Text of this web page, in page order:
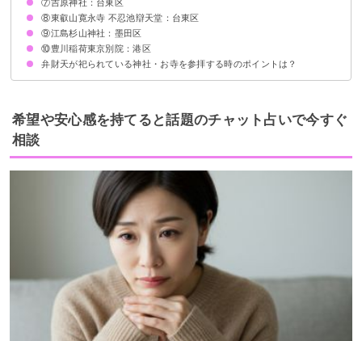
歴史
ご利益
⑦吉原神社：台東区
歴史
ご利益
⑧東叡山寛永寺 不忍池辯天堂：台東区
歴史
ご利益
⑨江島杉山神社：墨田区
歴史
ご利益
⑩豊川稲荷東京別院：港区
歴史
ご利益
弁財天が祀られている神社・お寺を参拝する時のポイントは？
正しい参拝方法・マナーを守る
弁財天のご真言を唱えるとよい
巳の日にお参りすると金運UP
希望や安心感を持てると話題のチャット占いで今すぐ
相談